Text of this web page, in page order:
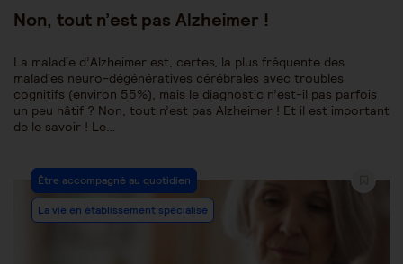
Non, tout n’est pas Alzheimer !
La maladie d’Alzheimer est, certes, la plus fréquente des
maladies neuro-dégénératives cérébrales avec troubles
cognitifs (environ 55%), mais le diagnostic n’est-il pas parfois
un peu hâtif ? Non, tout n’est pas Alzheimer ! Et il est important
de le savoir ! Le…
Post
Category:
Être accompagné au quotidien
La vie en établissement spécialisé